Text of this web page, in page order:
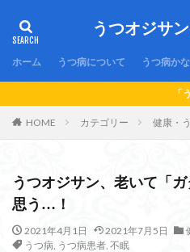
うつオジサ
ホーム うつ病について うつ病か
「うつ病歴21年目」の
HOME カテゴリー 健康・
うつオジサン、老いて「
思う…！
2021年4月1日 2021年7月5日
うつ病, うつ病患者, 不眠